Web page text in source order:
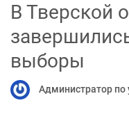
В Тверской
выборы
Администратор